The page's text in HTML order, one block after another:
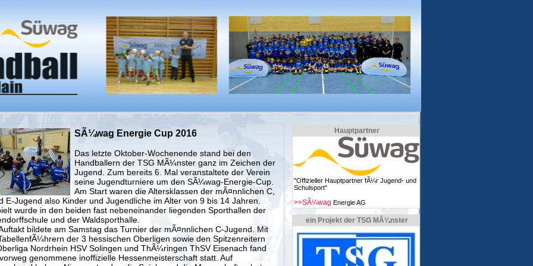
SÃ¼wag Energie Cup 2016
Das letzte Oktober-Wochenende stand bei den
Handballern der TSG MÃ¼nster ganz im Zeichen der
Jugend. Zum bereits 6. Mal veranstaltete der Verein
seine Jugendturniere um den SÃ¼wag-Energie-Cup.
Am Start waren die Altersklassen der mÃ¤nnlichen C,
E-Jugend also Kinder und Jugendliche im Alter von 9 bis 14 Jahren.
wurde in den beiden fast nebeneinander liegenden Sporthallen der
und der Waldsporthalle.
bildete am Samstag das Turnier der mÃ¤nnlichen C-Jugend. Mit
der 3 hessischen Oberligen sowie den Spitzenreitern
Nordrhein HSV Solingen und ThÃ¼ringen ThSV Eisenach fand
genommene inoffizielle Hessenmeisterschaft statt. Auf
Hauptpartner
"Offizieller Hauptpartner fÃ¼r Jugend- und
Schulsport"
>>SÃ¼wag Energie AG
ein Projekt der TSG MÃ¼nster